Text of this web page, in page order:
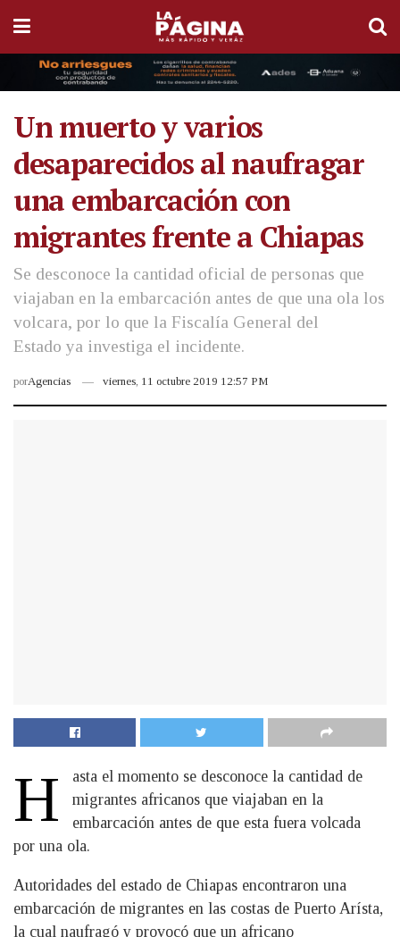
Un muerto y varios
desaparecidos al naufragar
una embarcación con
migrantes frente a Chiapas
Se desconoce la cantidad oficial de personas que
viajaban en la embarcación antes de que una ola los
volcara, por lo que la Fiscalía General del
Estado ya investiga el incidente.
porAgencias viernes, 11 octubre 2019 12:57 PM
H
asta el momento se desconoce la cantidad de
migrantes africanos que viajaban en la
embarcación antes de que esta fuera volcada
por una ola.
Autoridades del estado de Chiapas encontraron una
embarcación de migrantes en las costas de Puerto Arísta,
la cual naufragó y provocó que un africano